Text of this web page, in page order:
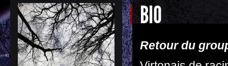
BIO
Retour du